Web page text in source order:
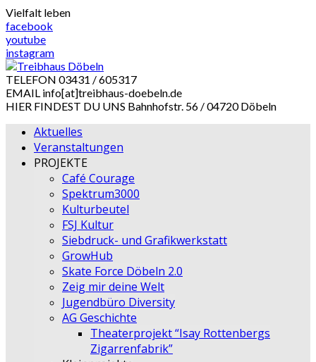
Skip
to
content
Vielfalt leben
facebook
youtube
instagram
TELEFON 03431 / 605317
EMAIL info[at]treibhaus-doebeln.de
HIER FINDEST DU UNS Bahnhofstr. 56 / 04720 Döbeln
Aktuelles
Veranstaltungen
PROJEKTE
Café Courage
Spektrum3000
Kulturbeutel
FSJ Kultur
Siebdruck- und Grafikwerkstatt
GrowHub
Skate Force Döbeln 2.0
Zeig mir deine Welt
Jugendbüro Diversity
AG Geschichte
Theaterprojekt “Isay Rottenbergs
Zigarrenfabrik”